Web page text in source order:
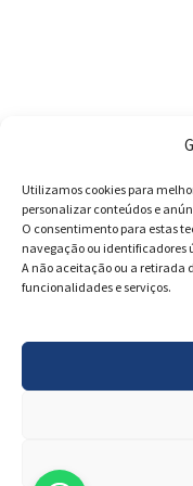
Utilizamos cookies para
personalizar conteúdos e
O consentimento para estas
navegação ou identificadores
A não aceitação ou a
funcionalidades e serviços.